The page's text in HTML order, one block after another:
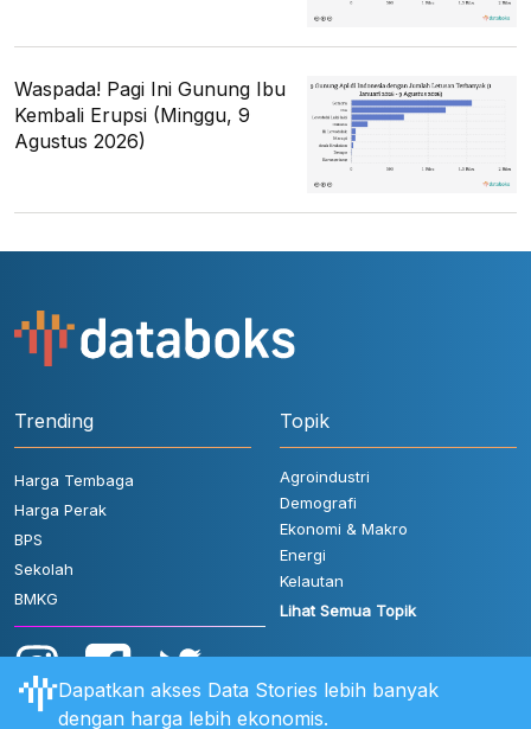
Waspada! Pagi Ini Gunung Ibu
Kembali Erupsi (Minggu, 9
Agustus 2026)
Trending
Harga Tembaga
Harga Perak
BPS
Sekolah
BMKG
Topik
Agroindustri
Demografi
Ekonomi & Makro
Energi
Kelautan
Lihat Semua Topik
Dapatkan akses Data Stories lebih banyak
dengan harga lebih ekonomis.